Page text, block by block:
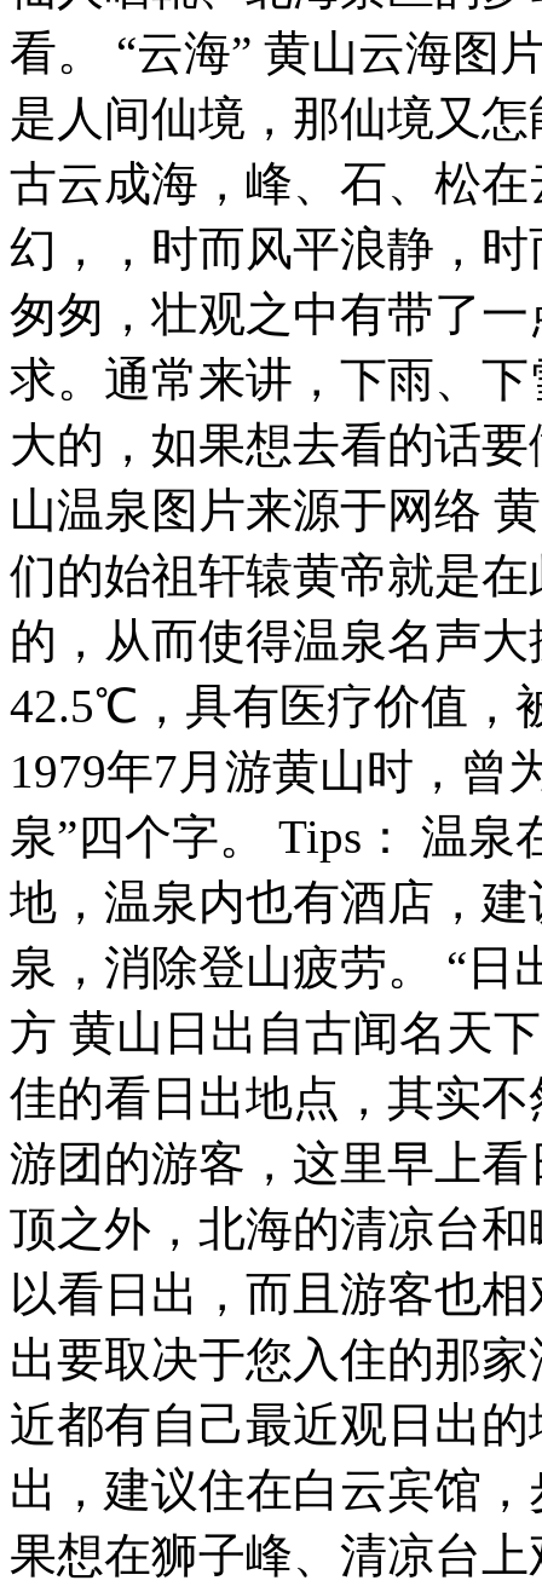
看。 “云海” 黄山云海图
是人间仙境，那仙境又
古云成海，峰、石、松
幻，，时而风平浪静，
匆匆，壮观之中有带了
求。通常来讲，下雨、
大的，如果想去看的话
山温泉图片来源于网络
们的始祖轩辕黄帝就是
的，从而使得温泉名声
42.5℃，具有医疗价值，
1979年7月游黄山时，曾
泉”四个字。 Tips： 温
地，温泉内也有酒店，
泉，消除登山疲劳。 “日
方 黄山日出自古闻名天
佳的看日出地点，其实
游团的游客，这里早上
顶之外，北海的清凉台
以看日出，而且游客也
出要取决于您入住的那
近都有自己最近观日出
出，建议住在白云宾馆
果想在狮子峰、清凉台